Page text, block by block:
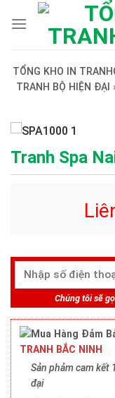
TỔNG KHO IN
TRANH BỘ HIỆN ĐẠI
Tranh Spa
Chúng tôi sẽ
TRANH BẮC NINH
Sản phảm cam kết
đại